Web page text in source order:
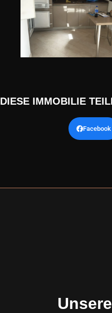
DIESE IMMOBILIE
Facebook